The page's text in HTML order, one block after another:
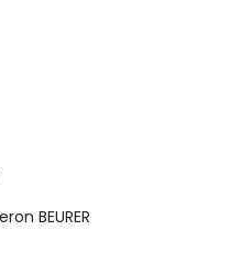
BEURER